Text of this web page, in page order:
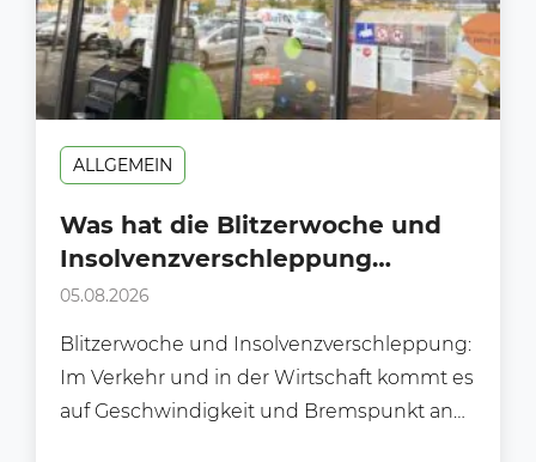
ALLGEMEIN
Was hat die Blitzerwoche und
Insolvenzverschleppung
gemeinsam?
05.08.2026
Blitzerwoche und Insolvenzverschleppung:
Im Verkehr und in der Wirtschaft kommt es
auf Geschwindigkeit und Bremspunkt an